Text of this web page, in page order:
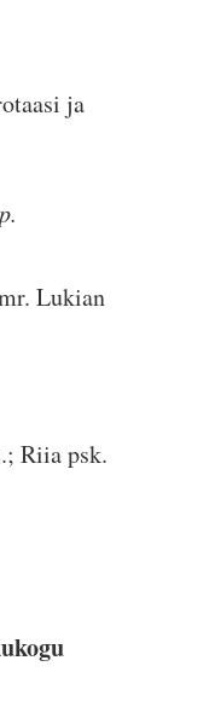
ja
Lukian
Riia psk.